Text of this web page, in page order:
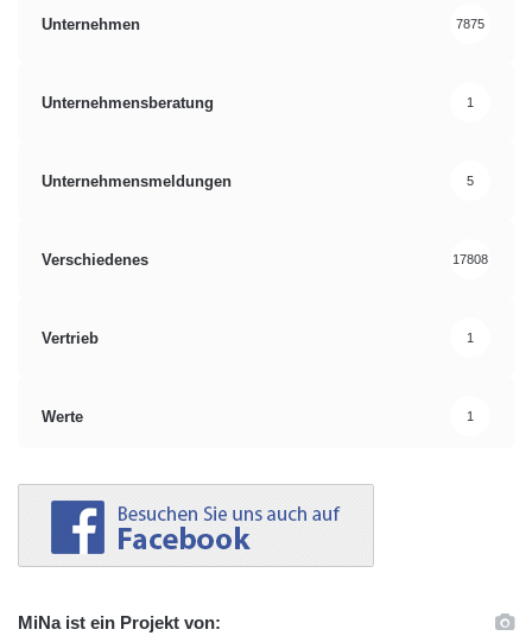
Unternehmen 7875
Unternehmensberatung 1
Unternehmensmeldungen 5
Verschiedenes 17808
Vertrieb 1
Werte 1
MiNa ist ein Projekt von: